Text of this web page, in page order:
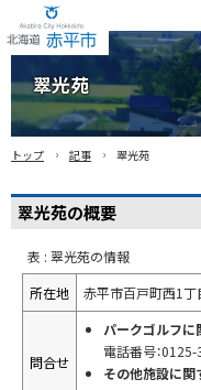
Akabira City Hokkaido
翠光苑
トップ › 記事 › 翠光苑
翠光苑の概要
表 : 翠光苑の情報
所在地
赤平市百戸町西1丁
問合せ
パークゴルフに
電話番号：
その他施設に関